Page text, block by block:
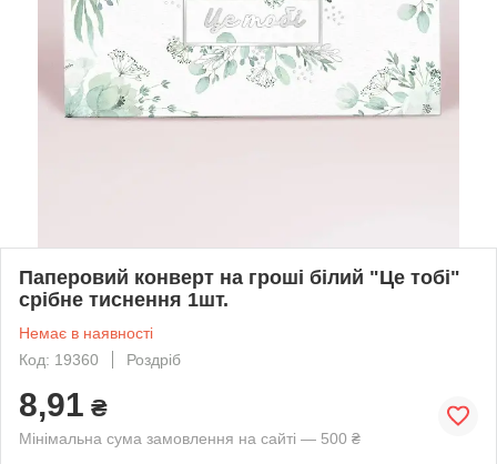
Паперовий конверт на гроші білий "Це тобі"
срібне тиснення 1шт.
Немає в наявності
Код: 19360
Роздріб
8,91 ₴
Мінімальна сума замовлення на сайті — 500 ₴